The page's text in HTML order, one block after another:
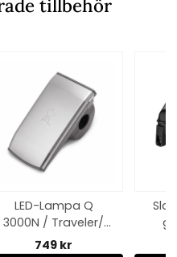
tillbehör
LED-Lampa Q
3000N / Traveler/
Lumin
749 kr